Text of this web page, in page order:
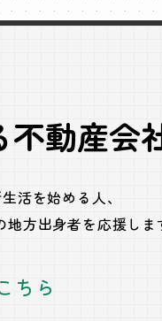
不動産会
活を始める人、
地方出身者を応援しま
ちら